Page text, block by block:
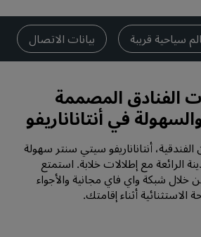
سياحية قريبة بيانات الاتصال
الفنادق المصممة
في أنتاناناريفو
أنتاناناريفو سيتي سنتر سهولة
الرائعة مع إطلالات خلابة. استمتع
خلال شبكة واي فاي مجانية والأجواء
الاستثنائية أثناء إقامتك.